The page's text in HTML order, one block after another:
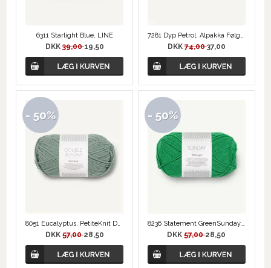
6311 Starlight Blue, LINE
DKK39,0019,50
7281 Dyp Petrol, Alpakka Følgetråd
DKK74,0037,00
- 50%
DKK57,0028,50
- 50%
DKK57,0028,50